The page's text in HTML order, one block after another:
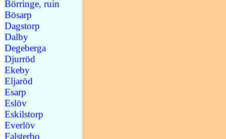
Börringe, ruin
Bösarp
Dagstorp
Dalby
Degeberga
Djurröd
Ekeby
Eljaröd
Esarp
Eslöv
Eskilstorp
Everlöv
Falsterbo